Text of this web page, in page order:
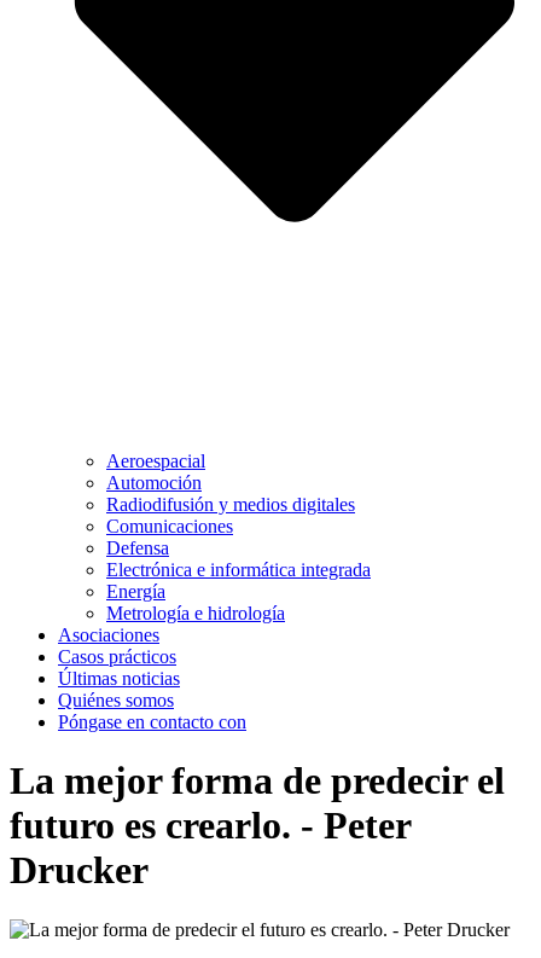
Aeroespacial
Automoción
Radiodifusión y medios digitales
Comunicaciones
Defensa
Electrónica e informática integrada
Energía
Metrología e hidrología
Asociaciones
Casos prácticos
Últimas noticias
Quiénes somos
Póngase en contacto con
La mejor forma de predecir el
futuro es crearlo. - Peter
Drucker